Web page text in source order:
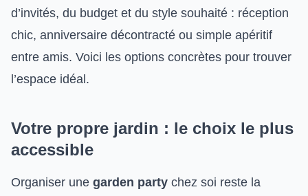
d’invités, du budget et du style souhaité : réception
chic, anniversaire décontracté ou simple apéritif
entre amis. Voici les options concrètes pour trouver
l’espace idéal.
Votre propre jardin : le choix le plus
accessible
Organiser une garden party chez soi reste la